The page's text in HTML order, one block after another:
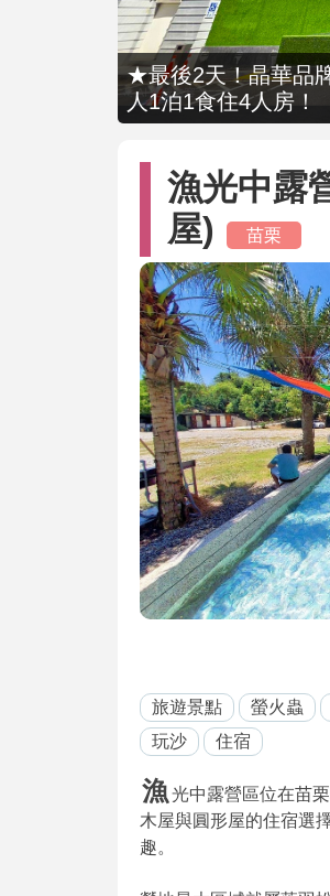
★最後2天！晶華品
人1泊1食住4人房！
漁光中露
屋)
苗栗
旅遊景點 螢火蟲
玩沙
住宿
漁光中露營區位在苗
木屋與圓形屋的住宿選
趣。